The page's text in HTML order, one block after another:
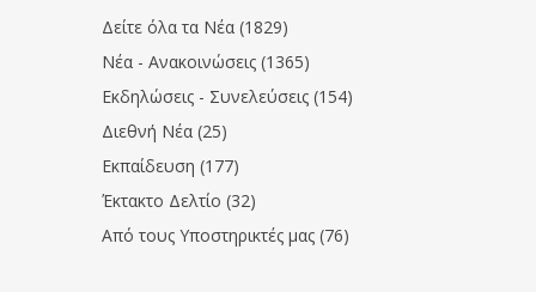
Δείτε όλα τα Νέα (1829)
Νέα - Ανακοινώσεις (1365)
Εκδηλώσεις - Συνελεύσεις (154)
Διεθνή Νέα (25)
Εκπαίδευση (177)
Έκτακτο Δελτίο (32)
Από τους Υποστηρικτές μας (76)